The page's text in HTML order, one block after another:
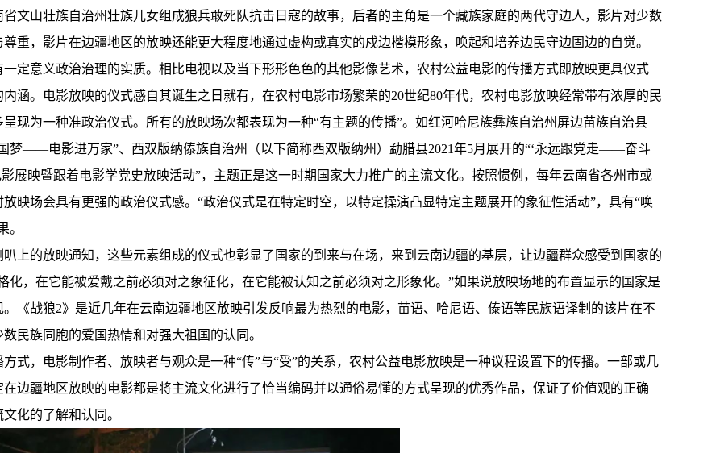
文山壮族自治州壮族儿女组成狼兵敢死队抗击日寇的故事，后者的主角是一个藏族家庭的两代守边人，影片对少数
重，影片在边疆地区的放映还能更大程度地通过虚构或真实的戍边楷模形象，唤起和培养边民守边固边的自觉。
定意义政治治理的实质。相比电视以及当下形形色色的其他影像艺术，农村公益电影的传播方式即放映更具仪式
涵。电影放映的仪式感自其诞生之日就有，在农村电影市场繁荣的20世纪80年代，农村电影放映经常带有浓厚的民
现为一种准政治仪式。所有的放映场次都表现为一种“有主题的传播”。如红河哈尼族彝族自治州屏边苗族自治县
梦——电影进万家”、西双版纳傣族自治州（以下简称西双版纳州）勐腊县2021年5月展开的“‘永远跟党走——奋斗
展映暨跟着电影学党史放映活动”，主题正是这一时期国家大力推广的主流文化。按照惯例，每年云南省各州市或
映场会具有更强的政治仪式感。“政治仪式是在特定时空，以特定操演凸显特定主题展开的象征性活动”，具有“唤
。
上的放映通知，这些元素组成的仪式也彰显了国家的到来与在场，来到云南边疆的基层，让边疆群众感受到国家的
化，在它能被爱戴之前必须对之象征化，在它能被认知之前必须对之形象化。”如果说放映场地的布置显示的国家是
《战狼2》是近几年在云南边疆地区放映引发反响最为热烈的电影，苗语、哈尼语、傣语等民族语译制的该片在不
民族同胞的爱国热情和对强大祖国的认同。
式，电影制作者、放映者与观众是一种“传”与“受”的关系，农村公益电影放映是一种议程设置下的传播。一部或几
边疆地区放映的电影都是将主流文化进行了恰当编码并以通俗易懂的方式呈现的优秀作品，保证了价值观的正确
化的了解和认同。